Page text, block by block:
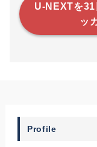
U-NEXTを31
ッ
Profile